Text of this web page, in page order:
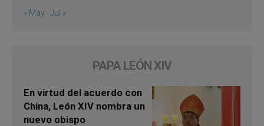
« May Jul »
PAPA LEÓN XIV
En virtud del acuerdo con
China, León XIV nombra un
nuevo obispo